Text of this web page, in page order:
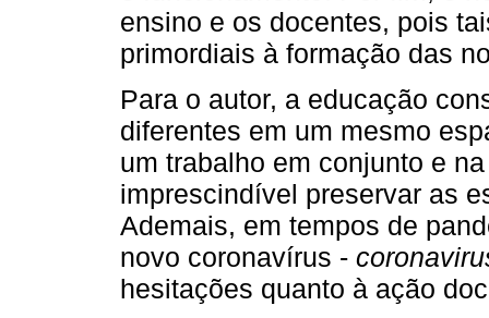
ensino e os docentes, pois
primordiais à formação das
Para o autor, a educação
diferentes em um mesmo
um trabalho em conjunto e
imprescindível preservar as
Ademais, em tempos de
novo coronavírus -
hesitações quanto à ação